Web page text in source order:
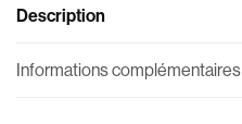
Description
Informations complémentaires